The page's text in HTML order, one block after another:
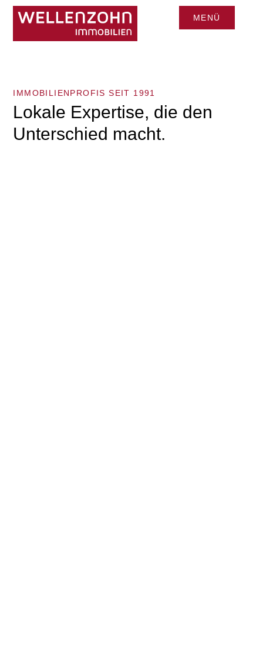
MENÜ
IMMOBILIENPROFIS SEIT 1991
Lokale Expertise, die den
Unterschied macht.